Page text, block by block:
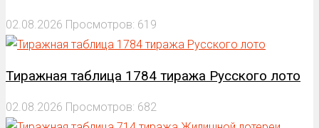
02.08.2026 Просмотров: 619
Тиражная таблица 1784 тиража Русского лото
02.08.2026 Просмотров: 682